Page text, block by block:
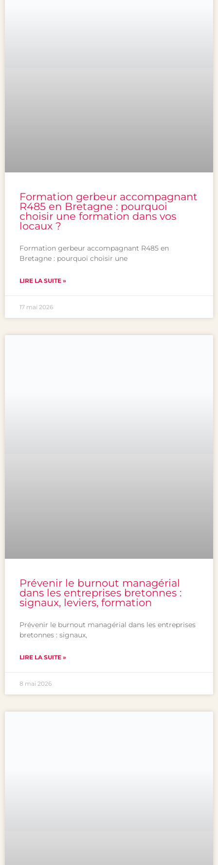
Formation gerbeur accompagnant
R485 en Bretagne : pourquoi
choisir une formation dans vos
locaux ?
Formation gerbeur accompagnant R485 en
Bretagne : pourquoi choisir une
LIRE LA SUITE »
17 mai 2026
Prévenir le burnout managérial
dans les entreprises bretonnes :
signaux, leviers, formation
Prévenir le burnout managérial dans les entreprises
bretonnes : signaux,
LIRE LA SUITE »
8 mai 2026